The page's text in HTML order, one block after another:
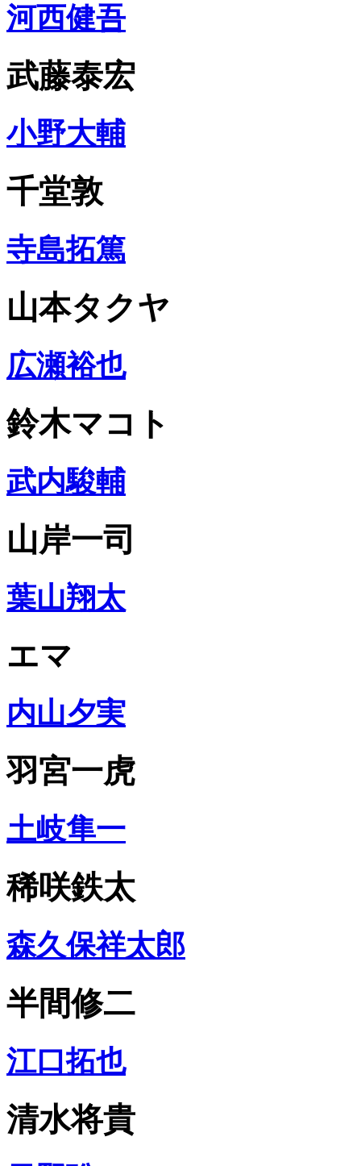
河西健吾
武藤泰宏
小野大輔
千堂敦
寺島拓篤
山本タクヤ
広瀬裕也
鈴木マコト
武内駿輔
山岸一司
葉山翔太
エマ
内山夕実
羽宮一虎
土岐隼一
稀咲鉄太
森久保祥太郎
半間修二
江口拓也
清水将貴